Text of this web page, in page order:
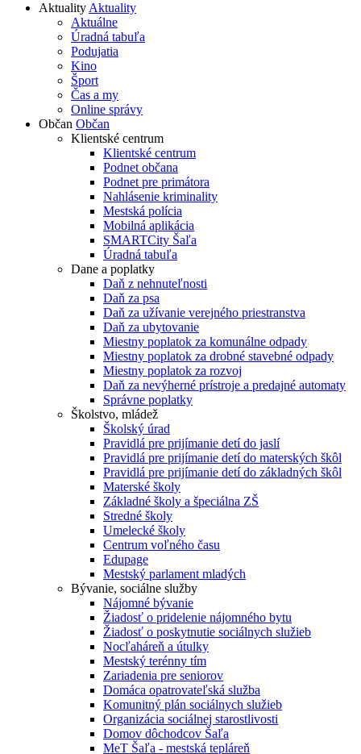
AktualityAktuality
Aktuálne
Úradná tabuľa
Podujatia
Kino
Šport
Čas a my
Online správy
Občan Občan
Klientské centrum
Klientské centrum
Podnet občana
Podnet pre primátora
Nahlásenie kriminality
Mestská polícia
Mobilná aplikácia
SMARTCity Šaľa
Úradná tabuľa
Dane a poplatky
Daň z nehnuteľnosti
Daň za psa
Daň za užívanie verejného priestranstva
Daň za ubytovanie
Miestny poplatok za komunálne odpady
Miestny poplatok za drobné stavebné odpady
Miestny poplatok za rozvoj
Daň za nevýherné prístroje a predajné automaty
Správne poplatky
Školstvo, mládež
Školský úrad
Pravidlá pre prijímanie detí do jaslí
Pravidlá pre prijímanie detí do materských škôl
Pravidlá pre prijímanie detí do základných škôl
Materské školy
Základné školy a špeciálna ZŠ
Stredné školy
Umelecké školy
Centrum voľného času
Edupage
Mestský parlament mladých
Bývanie, sociálne služby
Nájomné bývanie
Žiadosť o pridelenie nájomného bytu
Žiadosť o poskytnutie sociálnych služieb
Nocľaháreň a útulky
Mestský terénny tím
Zariadenia pre seniorov
Domáca opatrovateľská služba
Komunitný plán sociálnych služieb
Organizácia sociálnej starostlivosti
Domov dôchodcov Šaľa
MeT Šaľa - mestská tepláreň